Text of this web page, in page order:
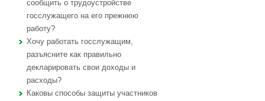
сообщить о трудоустройстве
госслужащего на его прежнюю
работу?
Хочу работать госслужащим,
разъясните как правильно
декларировать свои доходы и
расходы?
Каковы способы защиты участников